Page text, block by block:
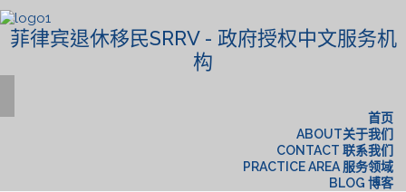
菲律宾退休移民SRRV - 政府授权中文服务机
构
首页
ABOUT关于我们
CONTACT 联系我们
PRACTICE AREA 服务领域
BLOG 博客